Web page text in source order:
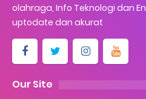
olahraga, Info Teknologi dan
uptodate dan akurat
Our Site